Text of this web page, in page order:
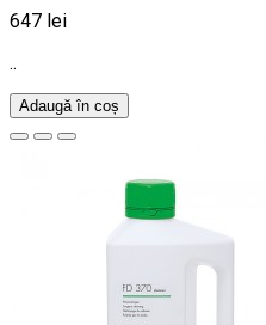
647 lei
..
Adaugă în coș